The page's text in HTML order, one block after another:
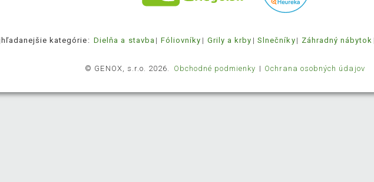
kategórie: Dielňa a stavba Fóliovníky Grily a krby Slnečníky Záhradný nábytok
© GENOX, s.r.o. 2026. Obchodné podmienky Ochrana osobných údajov